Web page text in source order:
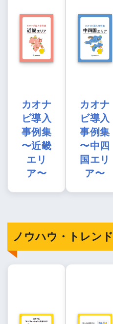
カオナ
ビ導入
事例集
〜近畿
エリ
ア〜
カオナ
ビ導入
事例集
〜中四
国エリ
ア〜
ノウハウ・トレンド